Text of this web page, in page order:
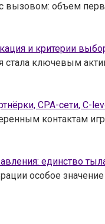
вызовом: объем
и критерии
ключевым
CPA-сети, C-
контактам
единство
особое